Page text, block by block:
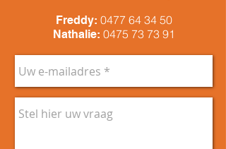
Freddy: 0477 64 34 50
Nathalie: 0475 73 73 91